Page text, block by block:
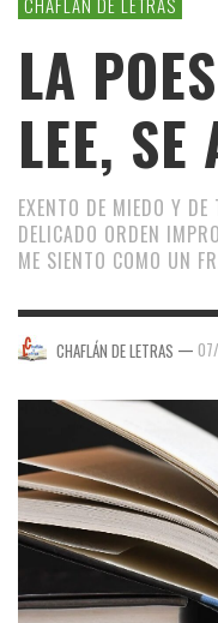
LA
LEE, SE
EXENTO DE MIEDO Y
DELICADO ORDEN
ME SIENTO COMO UN
CHAFLÁN DE LETRAS —